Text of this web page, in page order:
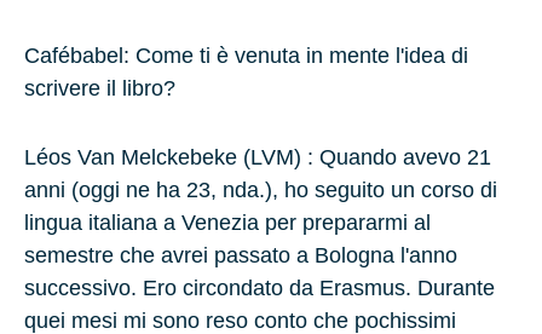
Cafébabel: Come ti è venuta in mente l'idea di
scrivere il libro?
Léos Van Melckebeke (LVM) : Quando avevo 21
anni (oggi ne ha 23, nda.), ho seguito un corso di
lingua italiana a Venezia per prepararmi al
semestre che avrei passato a Bologna l'anno
successivo. Ero circondato da Erasmus. Durante
quei mesi mi sono reso conto che pochissimi